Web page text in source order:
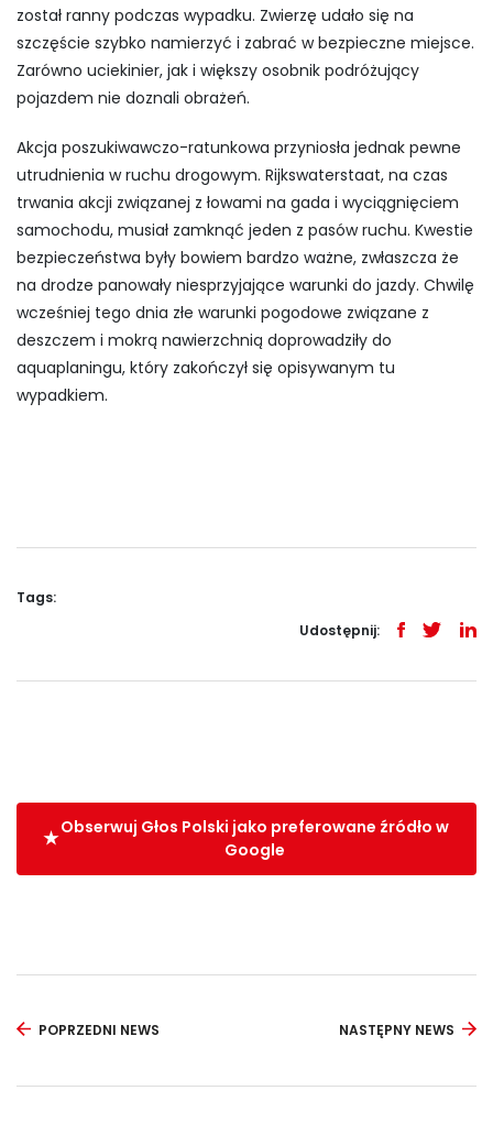
został ranny podczas wypadku. Zwierzę udało się na
szczęście szybko namierzyć i zabrać w bezpieczne miejsce.
Zarówno uciekinier, jak i większy osobnik podróżujący
pojazdem nie doznali obrażeń.
Akcja poszukiwawczo-ratunkowa przyniosła jednak pewne
utrudnienia w ruchu drogowym. Rijkswaterstaat, na czas
trwania akcji związanej z łowami na gada i wyciągnięciem
samochodu, musiał zamknąć jeden z pasów ruchu. Kwestie
bezpieczeństwa były bowiem bardzo ważne, zwłaszcza że
na drodze panowały niesprzyjające warunki do jazdy. Chwilę
wcześniej tego dnia złe warunki pogodowe związane z
deszczem i mokrą nawierzchnią doprowadziły do
aquaplaningu, który zakończył się opisywanym tu
wypadkiem.
Tags:
Udostępnij:
Obserwuj Głos Polski jako preferowane źródło w
Google
POPRZEDNI NEWS NASTĘPNY NEWS